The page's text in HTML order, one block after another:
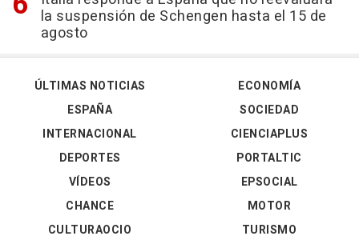
la suspensión de Schengen hasta el 15 de
agosto
ÚLTIMAS NOTICIAS
ESPAÑA
INTERNACIONAL
DEPORTES
VÍDEOS
ECONOMÍA
SOCIEDAD
CIENCIAPLUS
PORTALTIC
EPSOCIAL
CHANCE
CULTURAOCIO
MOTOR
TURISMO